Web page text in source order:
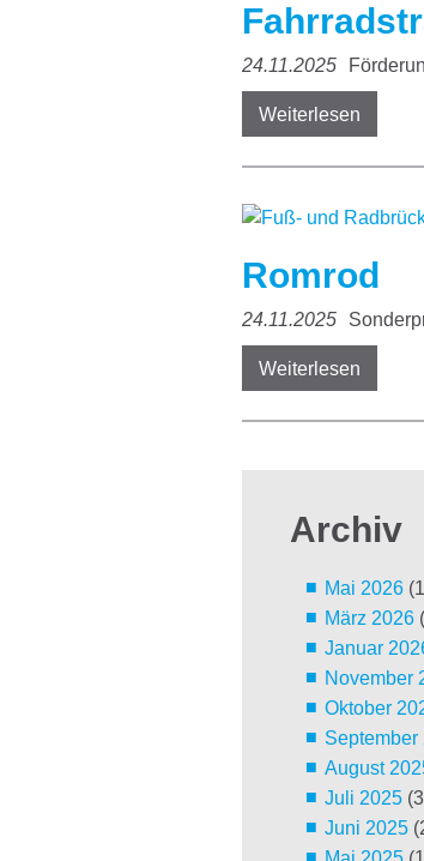
24.11.2025
Weiterlesen
Romrod
24.11.2025
Weiterlesen
Archiv
Mai 2026
März 2026
Januar
November
Oktober
September
August
Juli 2025
Juni 2025